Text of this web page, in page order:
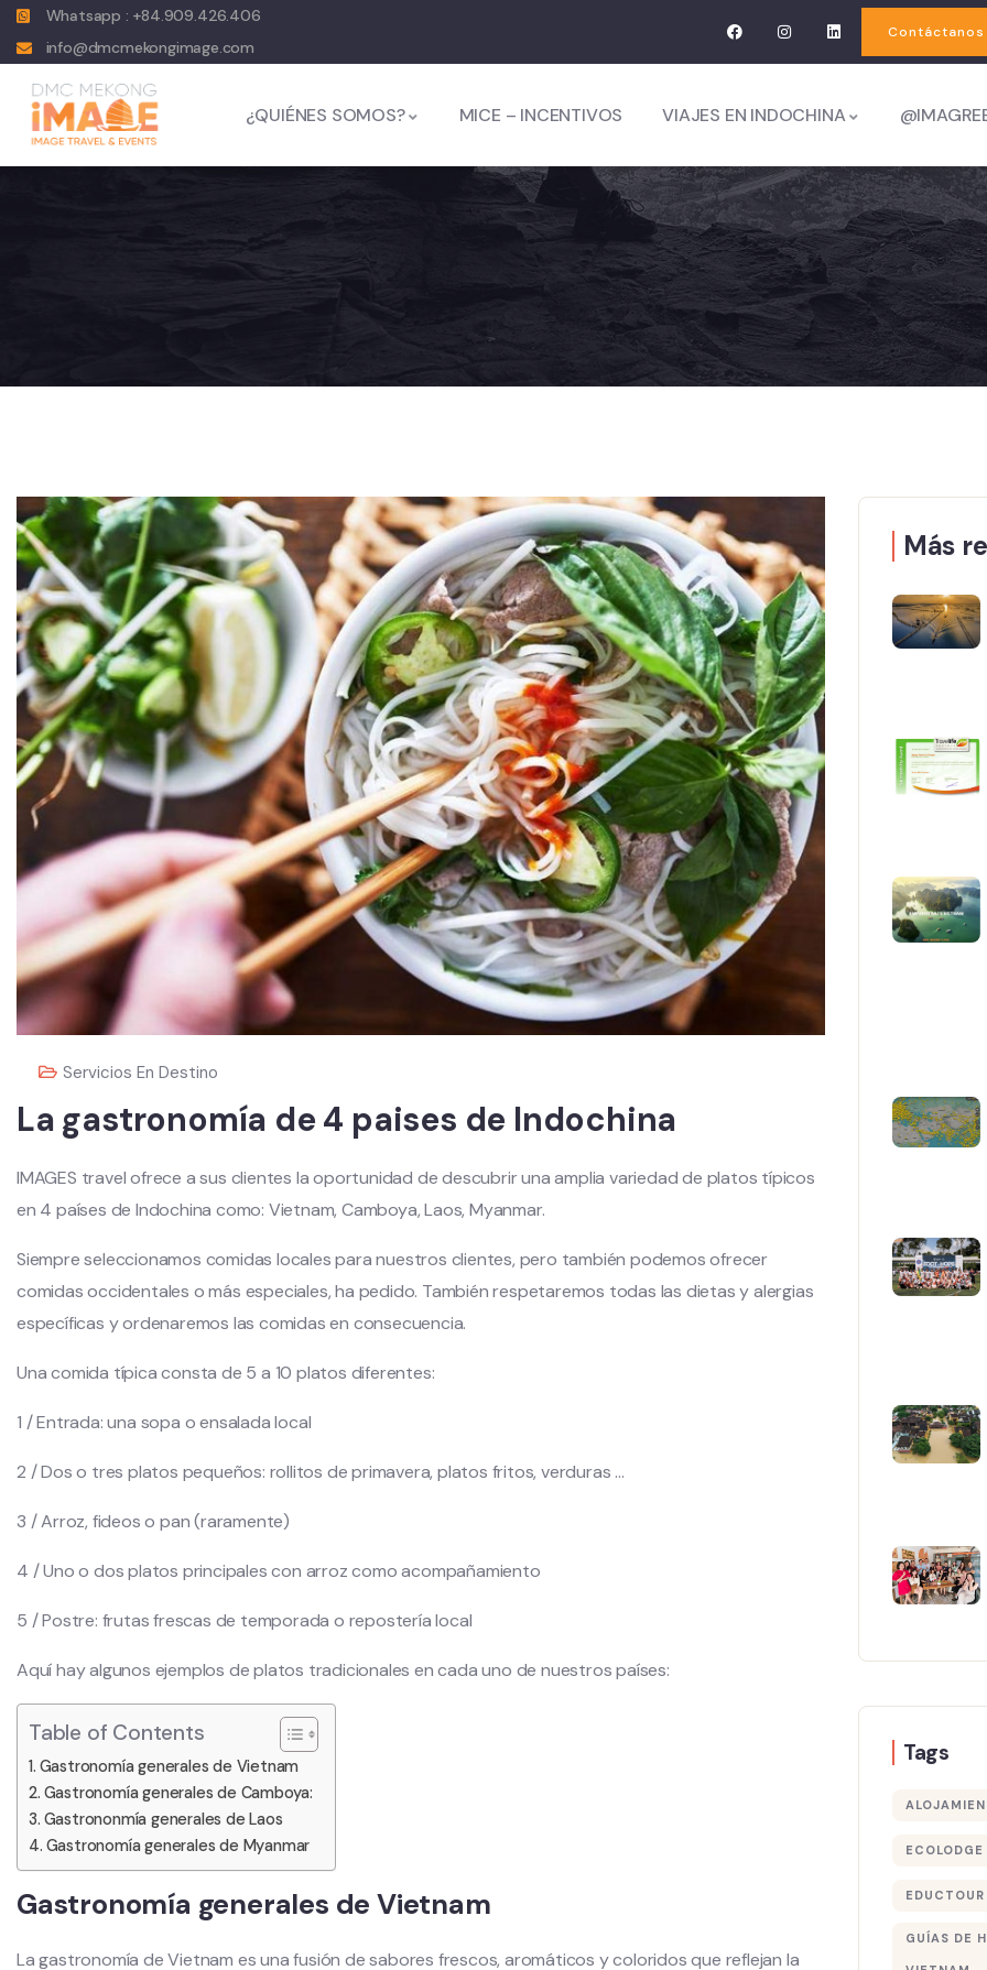
Whatsapp : +84.909.426.406
info@dmcmekongimage.com
Contáctanos
¿QUIÉNES SOMOS? MICE – INCENTIVOS VIAJES EN INDOCHINA
Servicios En Destino
La gastronomía de 4 paises de Indochina
IMAGES travel ofrece a sus clientes la oportunidad de descubrir una amplia variedad de platos típicos
en 4 países de Indochina como: Vietnam, Camboya, Laos, Myanmar.
Siempre seleccionamos comidas locales para nuestros clientes, pero también podemos ofrecer
comidas occidentales o más especiales, ha pedido. También respetaremos todas las dietas y alergias
específicas y ordenaremos las comidas en consecuencia.
Una comida típica consta de 5 a 10 platos diferentes:
1 / Entrada: una sopa o ensalada local
2 / Dos o tres platos pequeños: rollitos de primavera, platos fritos, verduras …
3 / Arroz, fideos o pan (raramente)
4 / Uno o dos platos principales con arroz como acompañamiento
5 / Postre: frutas frescas de temporada o repostería local
Aquí hay algunos ejemplos de platos tradicionales en cada uno de nuestros países:
Table of Contents
Gastronomía generales de Vietnam
Gastronomía generales de Camboya:
Gastrononmía generales de Laos
Gastronomía generales de Myanmar
Gastronomía generales de Vietnam
La gastronomía de Vietnam es una fusión de sabores frescos, aromáticos y coloridos que reflejan la
Más
Tags
GUÍAS DE